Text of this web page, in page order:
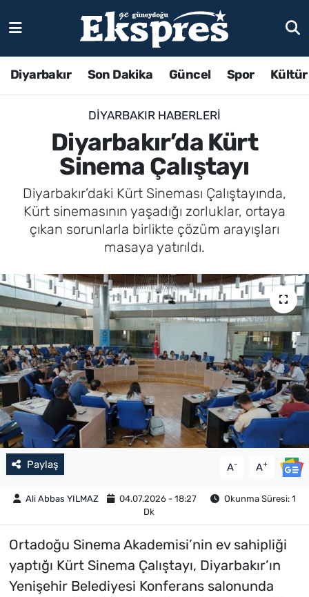
Diyarbakır Son Dakika Güncel Spor
DIYARBAKIR HABERLERI
Diyarbakır’da Kürt
Sinema Çalıştayı
Diyarbakır’daki Kürt Sineması Çalıştayında,
Kürt sinemasının yaşadığı zorluklar, ortaya
çıkan sorunlarla birlikte çözüm arayışları
masaya yatırıldı.
Paylaş A- A+
Ali Abbas YILMAZ 04.07.2026 - 18:27
Okunma Süresi: 1
Dk
Ortadoğu Sinema Akademisi’nin ev sahipliği
yaptığı Kürt Sinema Çalıştayı, Diyarbakır’ın
Yenişehir Belediyesi Konferans salonunda